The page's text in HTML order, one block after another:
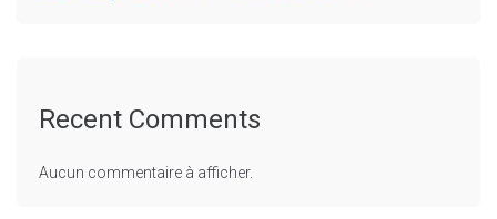
Recent Comments
Aucun commentaire à afficher.